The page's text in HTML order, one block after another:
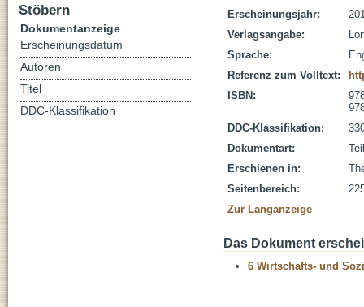
Erscheinungsjahr:
Verlagsangabe:
Sprache:
Referenz zum Volltext:
ISBN:
DDC-Klassifikation:
Dokumentart:
Erschienen in:
Seitenbereich:
Zur Langanzeige
Das Dokument
6 Wirtschafts- und
Stöbern
Dokumentanzeige
Erscheinungsdatum
Autoren
Titel
DDC-Klassifikation